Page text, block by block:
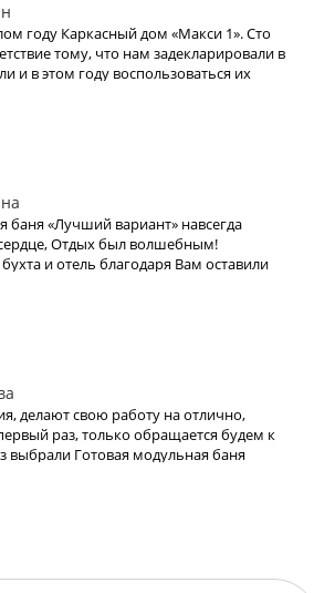
году Каркасный дом «Макси 1». Сто
тому, что нам задекларировали в
и в этом году воспользоваться их
эта пандемия все испортит.
баня «Лучший вариант» навсегда
Отдых был волшебным!
и отель благодаря Вам оставили
и бурю эмоций. В это место хочется
и снова. Спасибо Вам за Вашу работу.
обратились к Вам. Теперь с Вами
не проблема
делают свою работу на отлично,
раз, только обращается будем к
выбрали Готовая модульная баня